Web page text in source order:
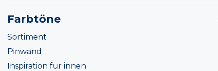
Farbtöne
Sortiment
Pinwand
Inspiration für innen